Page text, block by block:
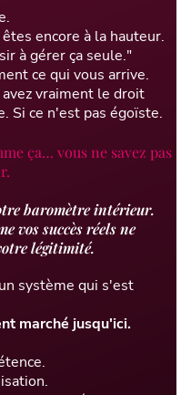
encore à la hauteur.
à gérer ça seule."
ce qui vous arrive.
vraiment le droit
Si ce n'est pas égoïste.
ça… vous ne savez pas
baromètre intérieur.
vos succès réels ne
légitimité.
système qui s'est
marché jusqu'ici.